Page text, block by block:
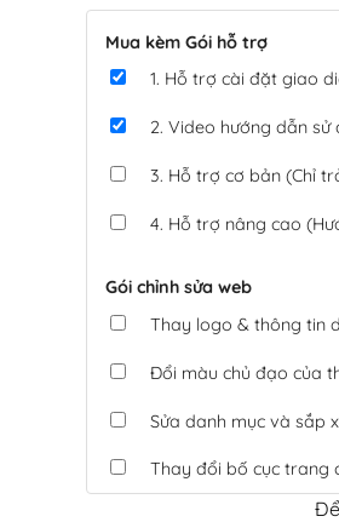
Mua kèm Gói hỗ trợ
1. Hỗ trợ cài đặt giao
2. Video hướng dẫn
3. Hỗ trợ cơ bản (Chỉ
4. Hỗ trợ nâng cao
Gói chỉnh sửa web
Thay logo & thông tin
Đổi màu chủ đạo của
Sửa danh mục và sắp
Thay đổi bố cục trang
Tích hợp thanh toán